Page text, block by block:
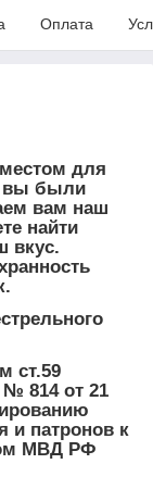
Оплата
для
вы были
вам наш
найти
вкус.
ст.59
№ 814 от 21
и патронов к
МВД РФ